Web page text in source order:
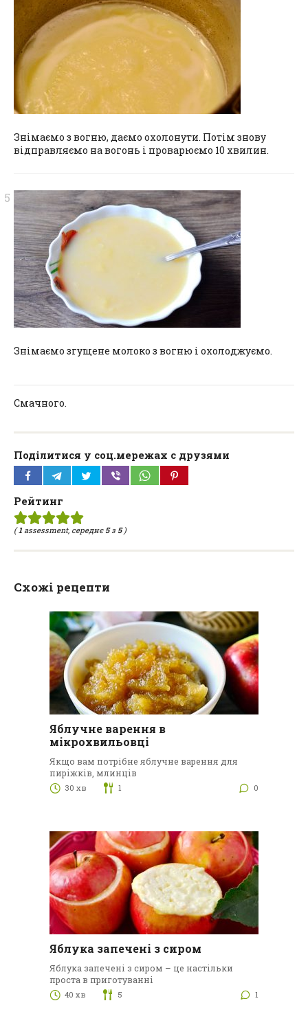
Знімаємо з вогню, даємо охолонути. Потім знову
відправляємо на вогонь і проварюємо 10 хвилин.
Знімаємо згущене молоко з вогню і охолоджуємо.
Смачного.
Поділитися у соц.мережах с друзями
Рейтинг
(1assessment, середнє5з 5)
Схожі рецепти
Яблучне варення в
мікрохвильовці
Якщо вам потрібне яблучне варення для
пиріжків, млинців
30 хв 1 0
Яблука запечені з сиром
Яблука запечені з сиром – це настільки
проста в приготуванні
40 хв 5 1